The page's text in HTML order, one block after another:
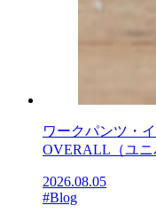
ワークパンツ・
OVERALL（ユニ
2026.08.05
#Blog